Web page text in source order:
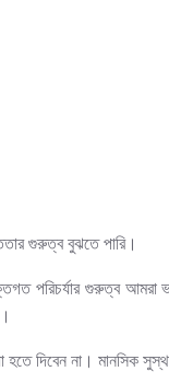
গুরুত্ব বুঝতে পারি।
পরিচর্যার গুরুত্ব
হতে দিবেন না। মানসিক